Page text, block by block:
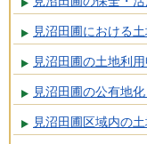
見沼田圃における
見沼田圃の土地利
見沼田圃の公有地
見沼田圃区域内の